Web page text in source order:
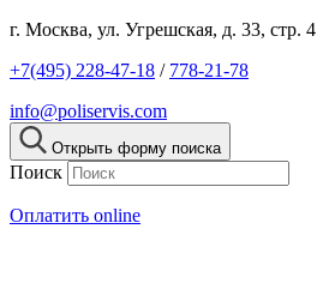
г. Москва, ул. Угрешская, д. 33, стр. 4
+7(495) 228-47-18 / 778-21-78
info@poliservis.com
Открыть форму поиска
Поиск
Оплатить online